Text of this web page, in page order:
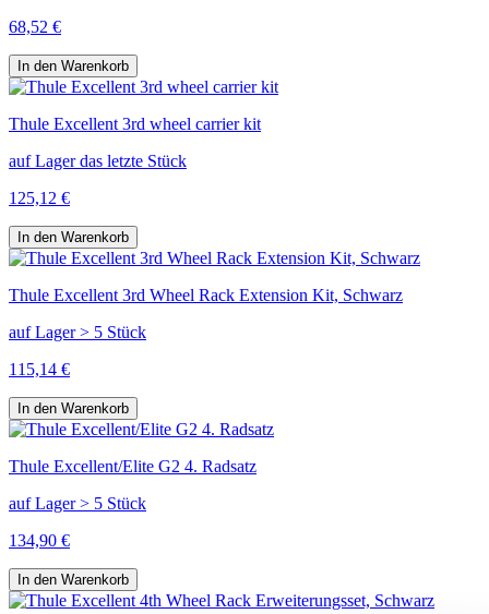
68,52 €
In den Warenkorb
Thule Excellent 3rd wheel carrier kit
auf Lager das letzte Stück
125,12 €
In den Warenkorb
Thule Excellent 3rd Wheel Rack Extension Kit, Schwarz
auf Lager > 5 Stück
115,14 €
In den Warenkorb
Thule Excellent/Elite G2 4. Radsatz
auf Lager > 5 Stück
134,90 €
In den Warenkorb